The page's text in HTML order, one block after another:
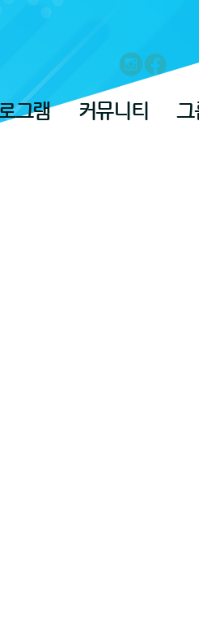
그램 커뮤니티 그